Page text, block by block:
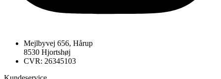
Mejlbyvej 656, Hårup
8530 Hjortshøj
CVR: 26345103